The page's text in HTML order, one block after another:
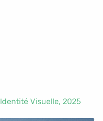
Identité Visuelle, 2025